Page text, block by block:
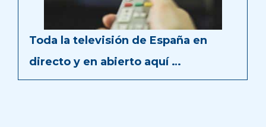
Toda la televisión de España en
directo y en abierto aquí …